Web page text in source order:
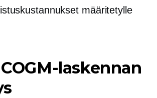
määritetylle
laskennan